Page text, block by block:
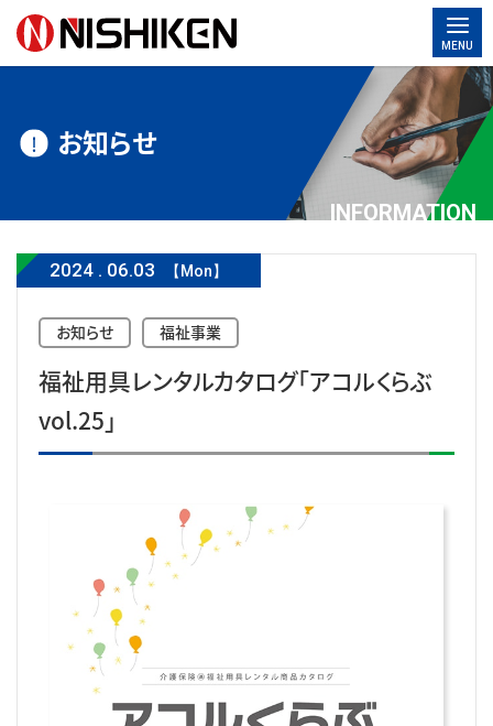
お知らせ
INFORMATION
2024 . 06.03 【Mon】
お知らせ 福祉事業
福祉用具レンタルカタログ「アコルくらぶ
vol.25」
MENU